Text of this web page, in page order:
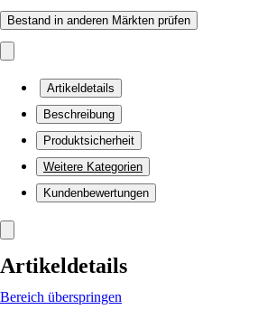
Bestand in anderen Märkten prüfen
Artikeldetails
Beschreibung
Produktsicherheit
Weitere Kategorien
Kundenbewertungen
Artikeldetails
Bereich überspringen